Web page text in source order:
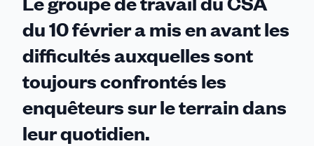
du 10 février a mis en avant les
difficultés auxquelles sont
toujours confrontés les
enquêteurs sur le terrain dans
leur quotidien.